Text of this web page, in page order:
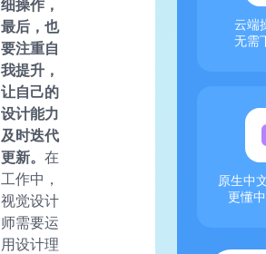
细操作，
最后，也
要注重自
我提升，
让自己的
设计能力
及时迭代
更新。 在
工作中，
视觉设计
师需要运
用设计理
云端
无需
原生中
更懂